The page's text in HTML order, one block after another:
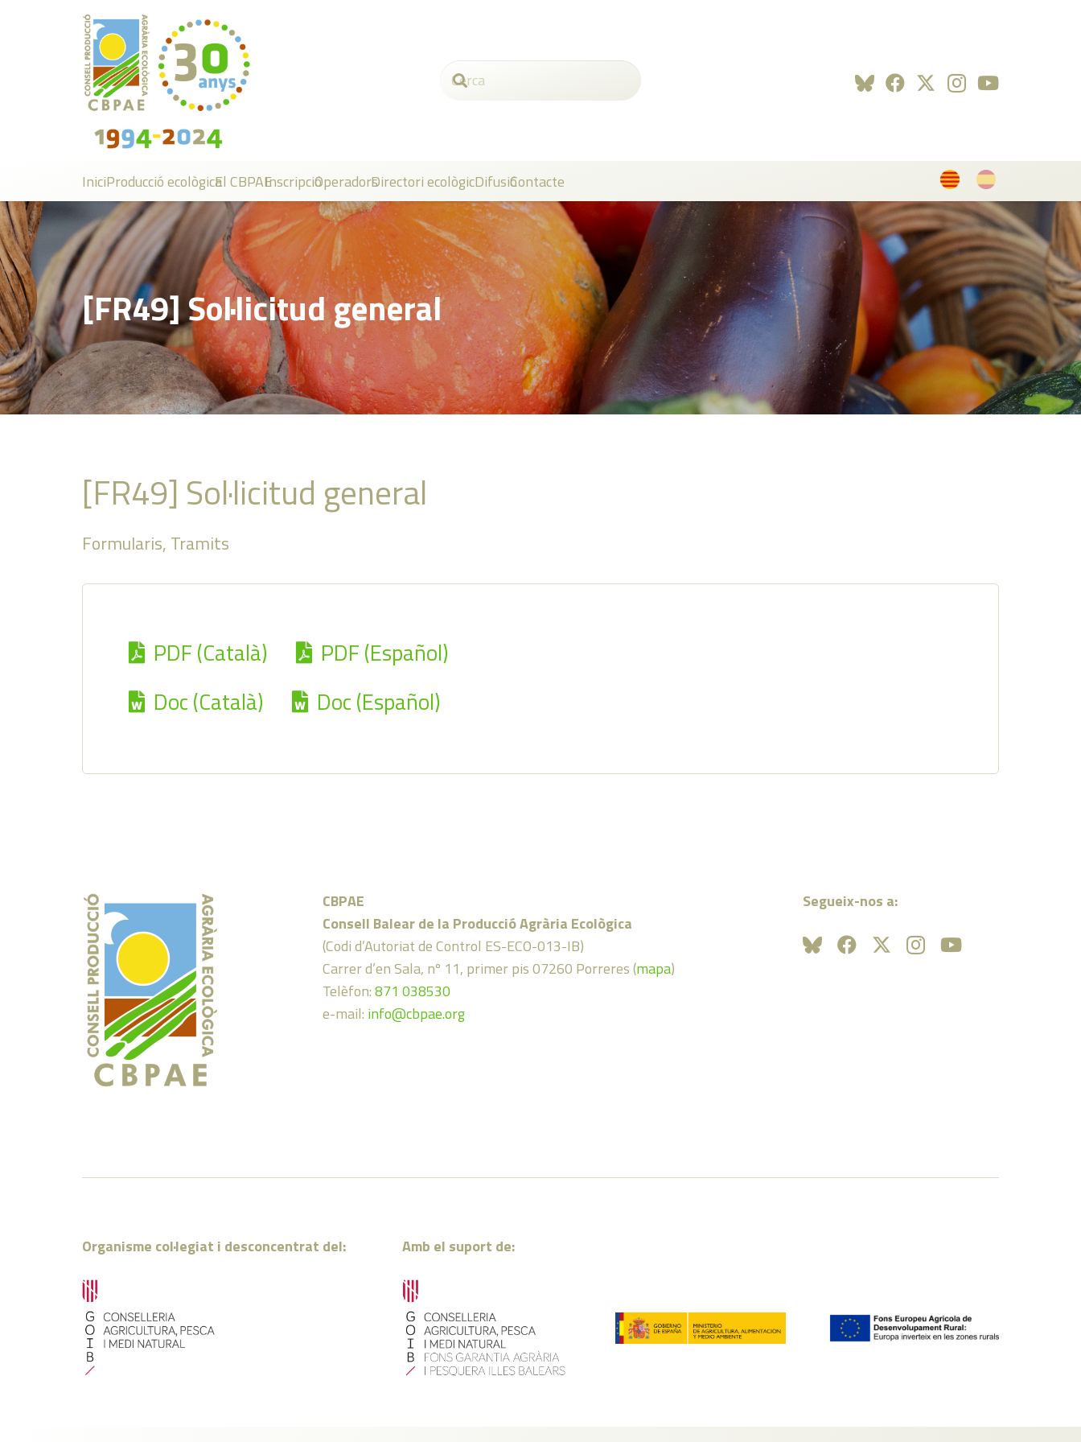
IniciProducció ecològicaEl CBPAEInscripcióOperadorsDirectori ecològicDifusióContacte
[FR49] Sol·licitud general
[FR49] Sol·licitud general
Formularis, Tramits
PDF (Català)
PDF (Español)
Doc (Català)
Doc (Español)
CBPAE
Consell Balear de la Producció Agrària Ecològica
(Codi d’Autoriat de Control ES-ECO-013-IB)
Carrer d’en Sala, nº 11, primer pis 07260 Porreres (mapa)
Telèfon:871 038530
e-mail: info@cbpae.org
Segueix-nos a:
Organisme col·legiat i desconcentrat del: Amb el suport de: